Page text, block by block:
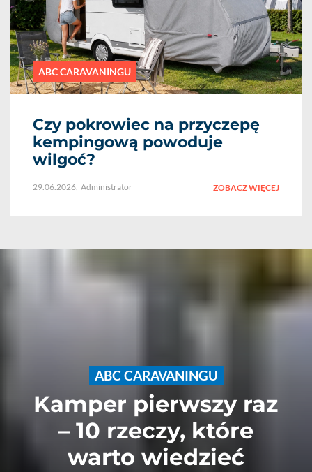
ABC CARAVANINGU
Czy pokrowiec na przyczepę
kempingową powoduje
wilgoć?
29.06.2026, Administrator ZOBACZ WIĘCEJ
ABC CARAVANINGU
Kamper pierwszy raz
– 10 rzeczy, które
warto wiedzieć